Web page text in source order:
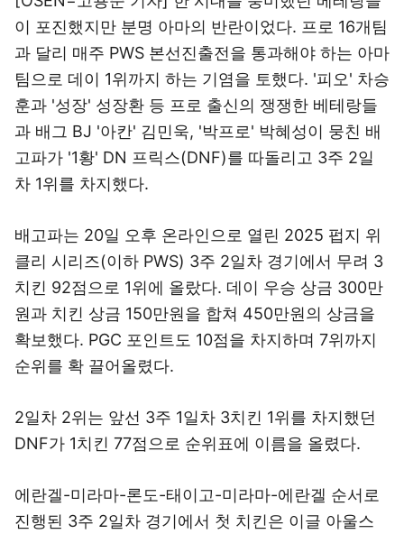
이 포진했지만 분명 아마의 반란이었다. 프로 16개팀
과 달리 매주 PWS 본선진출전을 통과해야 하는 아마
팀으로 데이 1위까지 하는 기염을 토했다. '피오' 차승
훈과 '성장' 성장환 등 프로 출신의 쟁쟁한 베테랑들
과 배그 BJ '아칸' 김민욱, '박프로' 박혜성이 뭉친 배
고파가 '1황' DN 프릭스(DNF)를 따돌리고 3주 2일
차 1위를 차지했다.
배고파는 20일 오후 온라인으로 열린 2025 펍지 위
클리 시리즈(이하 PWS) 3주 2일차 경기에서 무려 3
치킨 92점으로 1위에 올랐다. 데이 우승 상금 300만
원과 치킨 상금 150만원을 합쳐 450만원의 상금을
확보했다. PGC 포인트도 10점을 차지하며 7위까지
순위를 확 끌어올렸다.
2일차 2위는 앞선 3주 1일차 3치킨 1위를 차지했던
DNF가 1치킨 77점으로 순위표에 이름을 올렸다.
에란겔-미라마-론도-태이고-미라마-에란겔 순서로
진행된 3주 2일차 경기에서 첫 치킨은 이글 아울스